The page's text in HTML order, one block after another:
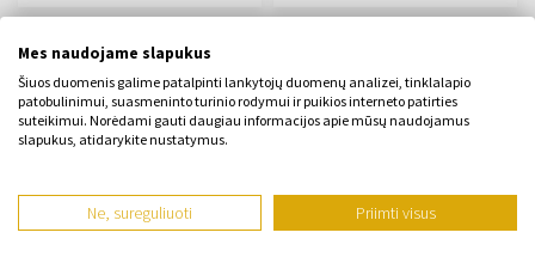
Picto 43349-4820B Unisex
Cappucciono Brown 40mm
Picto 43349-4120B Unisex
Cappucciono Brown 40mm
Mes naudojame slapukus
Šiuos duomenis galime patalpinti lankytojų duomenų analizei, tinklalapio
patobulinimui, suasmeninto turinio rodymui ir puikios interneto patirties
suteikimui. Norėdami gauti daugiau informacijos apie mūsų naudojamus
slapukus, atidarykite nustatymus.
Ne, sureguliuoti Priimti visus